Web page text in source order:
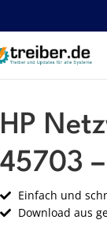
Startseite HP Netzwerk
HP
45703
Einfach und
Download aus